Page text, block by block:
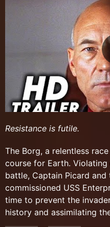
Resistance is futile.
The Borg, a relentless
course for Earth.
battle, Captain Picard
commissioned USS
time to prevent the
history and assimilating